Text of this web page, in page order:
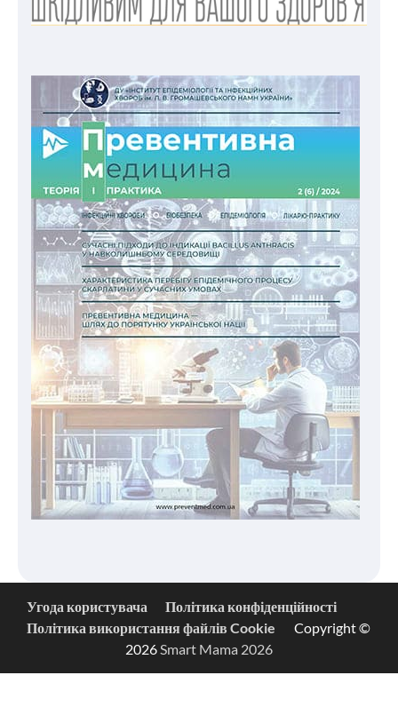
Угода користувача
Політика конфіденційності
Політика використання файлів Cookie
Copyright ©
2026Smart Mama 2026